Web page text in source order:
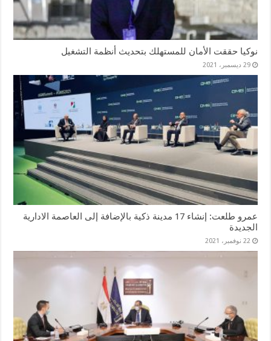
نوكيا حققت الأمان للمستهلك بتحديث أنظمة التشغيل
29 ديسمبر، 2021
عمرو طلعت: إنشاء 17 مدينة ذكية بالإضافة إلى العاصمة الادارية
الجديدة
22 نوفمبر، 2021